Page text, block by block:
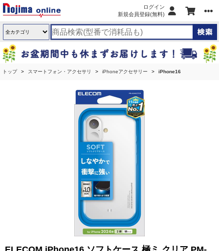
ログイン
新規会員登録(無料)
トップ スマートフォン・アクセサリ iPhoneアクセサリー iPhone16